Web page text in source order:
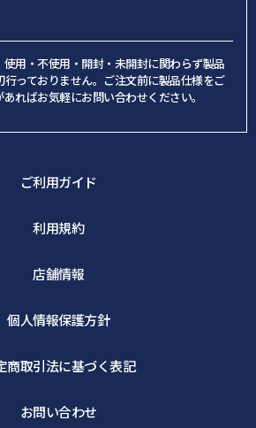
用・不使用・開封・未開封に関わらず製品
っておりません。ご注文前に製品仕様をご
ればお気軽にお問い合わせください。
ご利用ガイド
利用規約
店舗情報
個人情報保護方針
商取引法に基づく表記
お問い合わせ